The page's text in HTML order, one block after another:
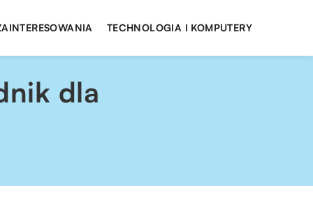
TECHNOLOGIA I KOMPUTERY
dla